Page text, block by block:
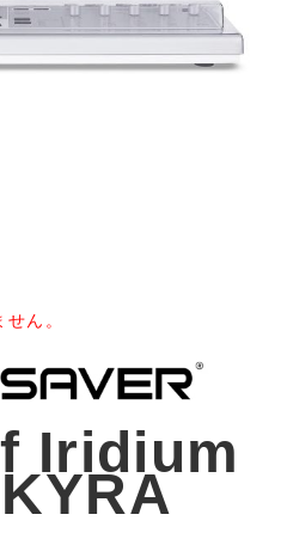
ん。
Iridium